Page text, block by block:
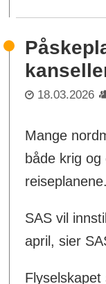
18.03.2026
Mange
både krig
reiseplanene.
SAS vil
april, sier